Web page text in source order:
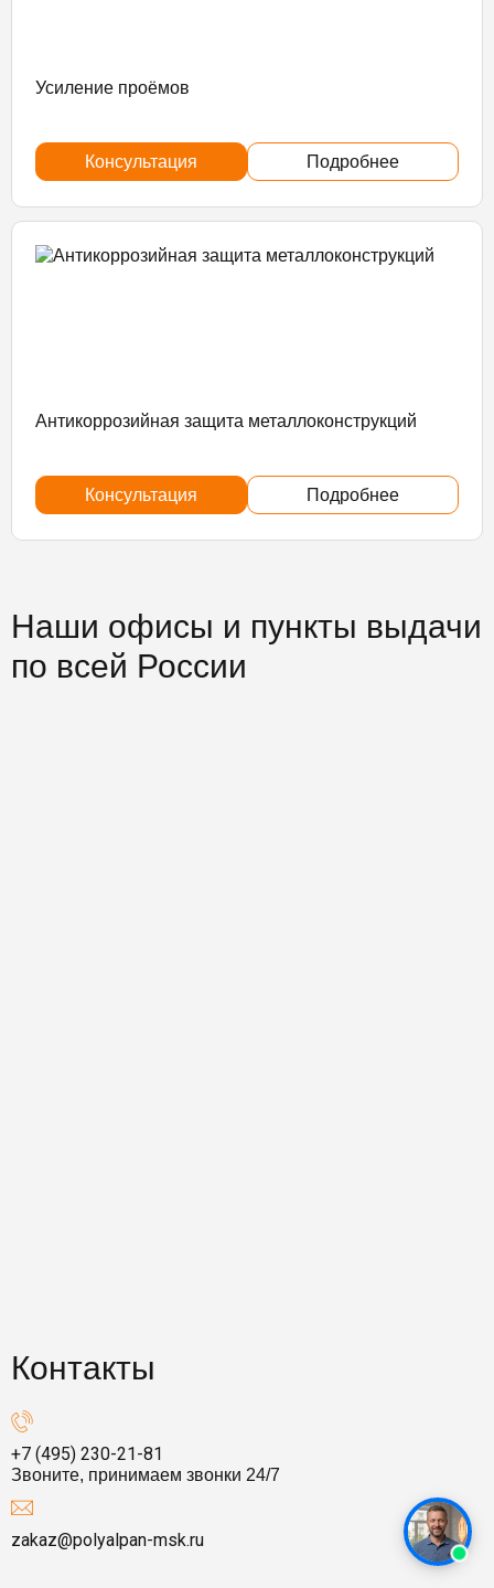
Усиление проёмов
Консультация Подробнее
Антикоррозийная защита металлоконструкций
Консультация Подробнее
Наши офисы и пункты выдачи
по всей России
Контакты
+7 (495) 230-21-81
Звоните, принимаем звонки 24/7
zakaz@polyalpan-msk.ru